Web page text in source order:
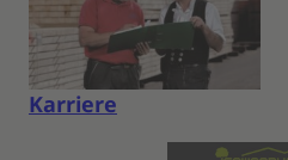
Karriere